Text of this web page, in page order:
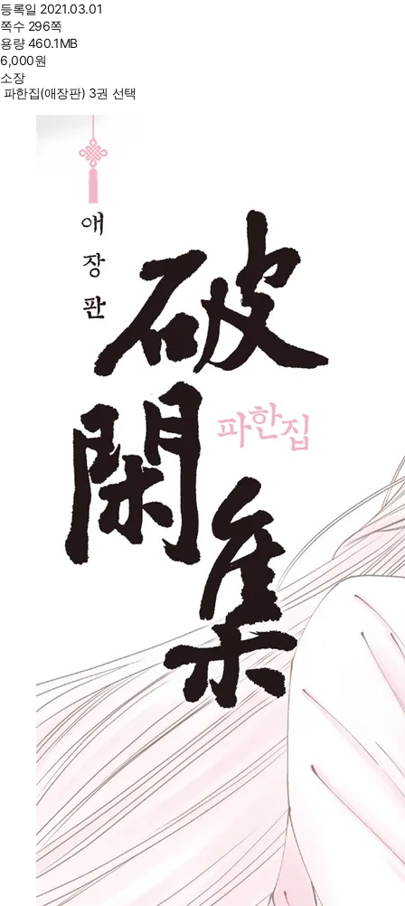
등록일 2021.03.01
쪽수 296쪽
용량460.1MB
6,000원
소장
파한집(애장판) 3권 선택